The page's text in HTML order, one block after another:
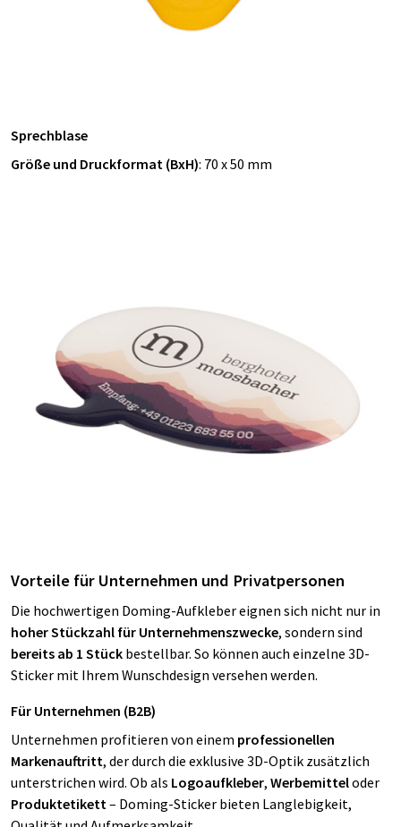
Sprechblase
Größe und Druckformat (BxH): 70 x 50 mm
Vorteile für Unternehmen und Privatpersonen
Die hochwertigen Doming-Aufkleber eignen sich nicht nur in
hoher Stückzahl für Unternehmenszwecke, sondern sind
bereits ab 1 Stück bestellbar. So können auch einzelne 3D-
Sticker mit Ihrem Wunschdesign versehen werden.
Für Unternehmen (B2B)
Unternehmen profitieren von einem professionellen
Markenauftritt, der durch die exklusive 3D-Optik zusätzlich
unterstrichen wird. Ob als Logoaufkleber, Werbemitteloder
Produktetikett – Doming-Sticker bieten Langlebigkeit,